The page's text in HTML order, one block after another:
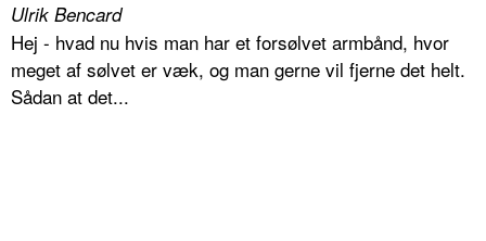
Ulrik Bencard
Hej - hvad nu hvis man har et forsølvet armbånd, hvor
meget af sølvet er væk, og man gerne vil fjerne det helt.
Sådan at det...